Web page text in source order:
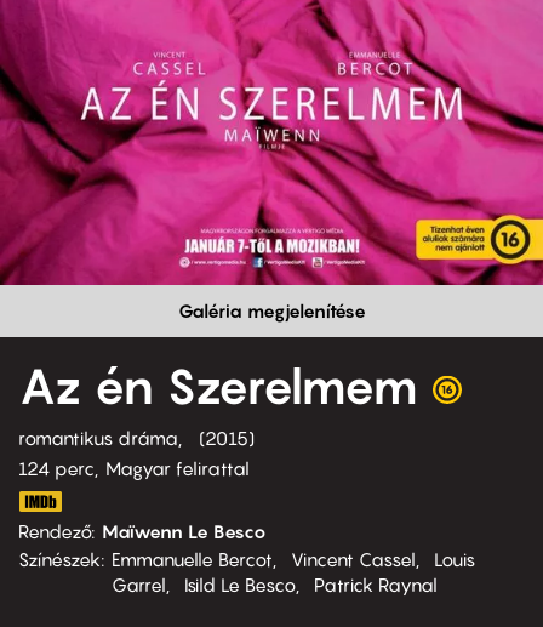
Galéria megjelenítése
Az én Szerelmem
romantikus dráma
2015
124 perc,
Magyar felirattal
Rendező Maïwenn Le Besco
Színészek
Emmanuelle Bercot Vincent Cassel
Louis
Garrel
Isild Le Besco Patrick Raynal